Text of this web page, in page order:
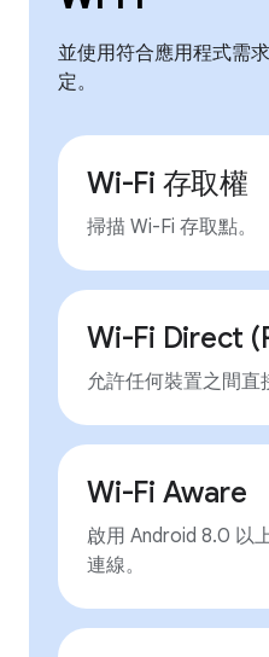
並使用符合應用程式需
定。
Wi-Fi 存取權
掃描 Wi-Fi 存取點。
Wi-Fi Direct
允許任何裝置之間直
Wi-Fi Aware
啟用 Android 8.0 以
連線。